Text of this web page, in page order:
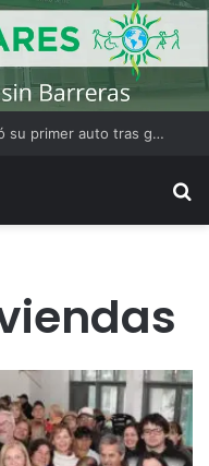
Una vecina de Resistencia recibió su primer auto tras ganar el Volkswagen Tera 0 km del Bono Bienal